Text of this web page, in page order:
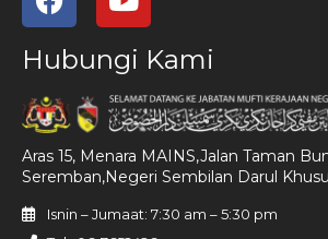
Hubungi Kami
Aras 15, Menara MAINS,Jalan Taman
Seremban,Negeri Sembilan Darul
Isnin – Jumaat: 7:30 am – 5:30 pm